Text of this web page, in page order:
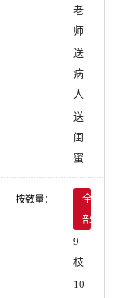
老
师
送
病
人
送
闺
蜜
按数量：
全
部
9
枝
10